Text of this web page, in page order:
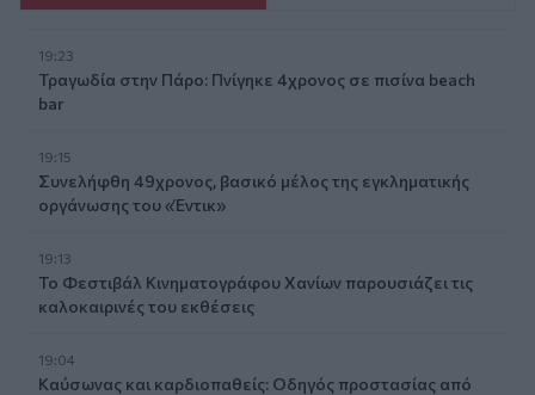
19:23
Τραγωδία στην Πάρο: Πνίγηκε 4χρονος σε πισίνα beach
bar
19:15
Συνελήφθη 49χρονος, βασικό μέλος της εγκληματικής
οργάνωσης του «Έντικ»
19:13
Το Φεστιβάλ Κινηματογράφου Χανίων παρουσιάζει τις
καλοκαιρινές του εκθέσεις
19:04
Καύσωνας και καρδιοπαθείς: Οδηγός προστασίας από